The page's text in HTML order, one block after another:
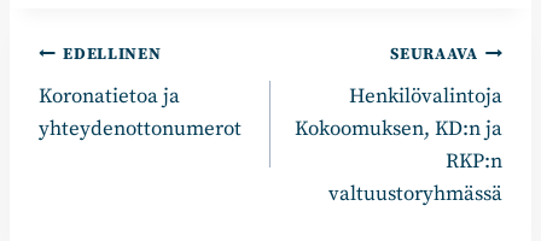
Artikkelien
selaus
EDELLINEN
Koronatietoa ja
yhteydenottonumerot
SEURAAVA
Henkilövalintoja
Kokoomuksen, KD:n ja
RKP:n
valtuustoryhmässä